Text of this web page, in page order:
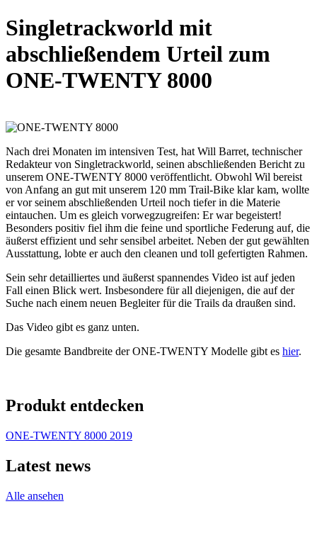
Singletrackworld mit
abschließendem Urteil zum
ONE-TWENTY 8000
Nach drei Monaten im intensiven Test, hat Will Barret, technischer
Redakteur von Singletrackworld, seinen abschließenden Bericht zu
unserem ONE-TWENTY 8000 veröffentlicht. Obwohl Wil bereist
von Anfang an gut mit unserem 120 mm Trail-Bike klar kam, wollte
er vor seinem abschließenden Urteil noch tiefer in die Materie
eintauchen. Um es gleich vorwegzugreifen: Er war begeistert!
Besonders positiv fiel ihm die feine und sportliche Federung auf, die
äußerst effizient und sehr sensibel arbeitet. Neben der gut gewählten
Ausstattung, lobte er auch den cleanen und toll gefertigten Rahmen.
Sein sehr detailliertes und äußerst spannendes Video ist auf jeden
Fall einen Blick wert. Insbesondere für all diejenigen, die auf der
Suche nach einem neuen Begleiter für die Trails da draußen sind.
Das Video gibt es ganz unten.
Die gesamte Bandbreite der ONE-TWENTY Modelle gibt es hier.
Produkt entdecken
ONE-TWENTY 8000 2019
Latest news
Alle ansehen